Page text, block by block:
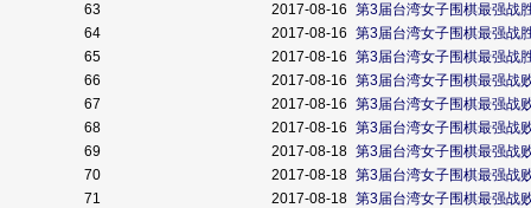
63
2017-08-16 第3届台湾女子围棋最强战
64
2017-08-16 第3届台湾女子围棋最强战
65
2017-08-16 第3届台湾女子围棋最强战
66
2017-08-16 第3届台湾女子围棋最强战
67
2017-08-16 第3届台湾女子围棋最强战
68
2017-08-16 第3届台湾女子围棋最强战
69
2017-08-18 第3届台湾女子围棋最强战
70
2017-08-18 第3届台湾女子围棋最强战
71
2017-08-18 第3届台湾女子围棋最强战